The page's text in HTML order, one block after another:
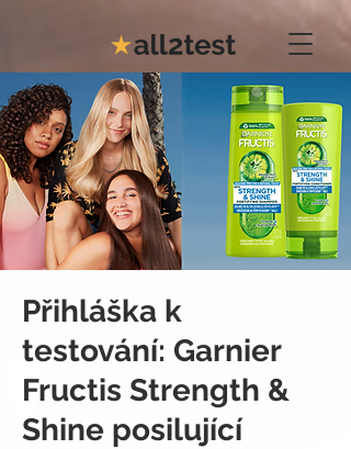
Přihláška k
testování: Garnier
Fructis Strength &
Shine posilující